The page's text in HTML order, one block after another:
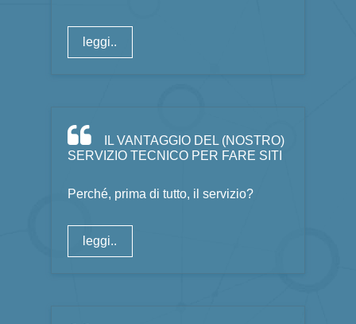
leggi..
IL VANTAGGIO DEL (NOSTRO)
SERVIZIO TECNICO PER FARE SITI
Perché, prima di tutto, il servizio?
leggi..